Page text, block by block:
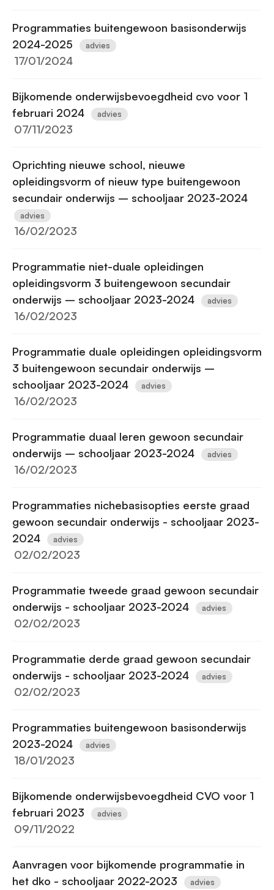
Programmaties buitengewoon basisonderwijs
2024-2025
advies
17/01/2024
Bijkomende onderwijsbevoegdheid cvo voor 1
februari 2024
advies
07/11/2023
Oprichting nieuwe school, nieuwe
opleidingsvorm of nieuw type buitengewoon
secundair onderwijs – schooljaar 2023-2024
advies
16/02/2023
Programmatie niet-duale opleidingen
opleidingsvorm 3 buitengewoon secundair
onderwijs – schooljaar 2023-2024
advies
16/02/2023
Programmatie duale opleidingen opleidingsvorm
3 buitengewoon secundair onderwijs –
schooljaar 2023-2024
advies
16/02/2023
Programmatie duaal leren gewoon secundair
onderwijs – schooljaar 2023-2024
advies
16/02/2023
Programmaties nichebasisopties eerste graad
gewoon secundair onderwijs - schooljaar 2023-
2024
advies
02/02/2023
Programmatie tweede graad gewoon secundair
onderwijs - schooljaar 2023-2024
advies
02/02/2023
Programmatie derde graad gewoon secundair
onderwijs - schooljaar 2023-2024
advies
02/02/2023
Programmaties buitengewoon basisonderwijs
2023-2024
advies
18/01/2023
Bijkomende onderwijsbevoegdheid CVO voor 1
februari 2023
advies
09/11/2022
Aanvragen voor bijkomende programmatie in
het dko - schooljaar 2022-2023
advies